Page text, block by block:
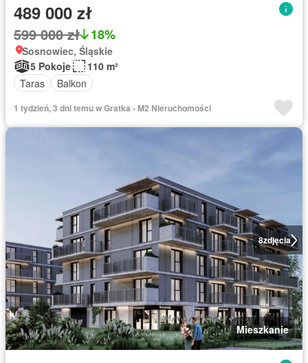
489 000 zł
599 000 zł 18%
Sosnowiec, Śląskie
5 Pokoje
110 m²
Taras
Balkon
1 tydzień, 3 dni temu w Gratka - M2 Nieruchomości
8zdjęcia
Mieszkanie